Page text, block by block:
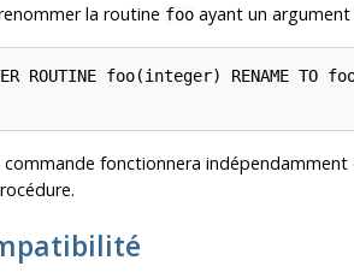
la routine fooayant un
ROUTINE foo(integer) RENAME TO
commande fonctionnera